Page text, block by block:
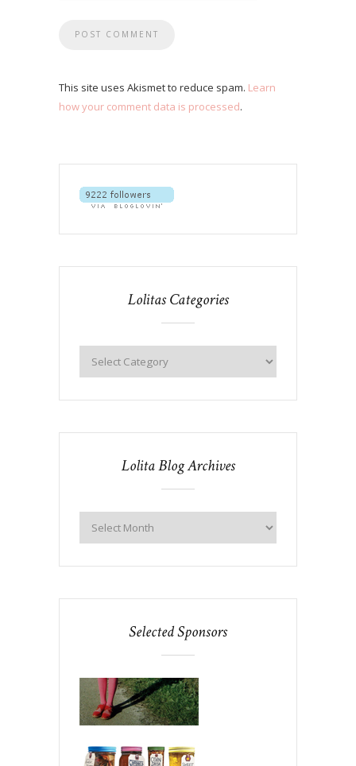
This site uses Akismet to reduce spam. Learn
how your comment data is processed.
Lolitas Categories
Lolita Blog Archives
Selected Sponsors